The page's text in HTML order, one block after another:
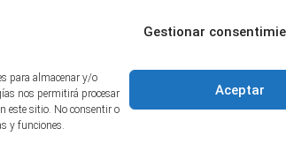
Gestionar
para almacenar y/o
nos permitirá procesar
este sitio. No consentir o
y funciones.
Aceptar